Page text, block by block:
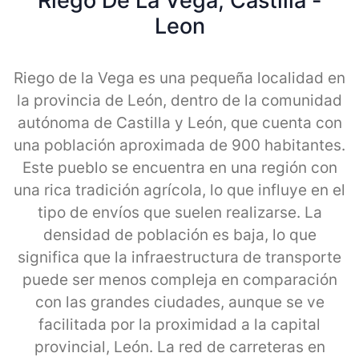
Leon
Riego de la Vega es una pequeña localidad en
la provincia de León, dentro de la comunidad
autónoma de Castilla y León, que cuenta con
una población aproximada de 900 habitantes.
Este pueblo se encuentra en una región con
una rica tradición agrícola, lo que influye en el
tipo de envíos que suelen realizarse. La
densidad de población es baja, lo que
significa que la infraestructura de transporte
puede ser menos compleja en comparación
con las grandes ciudades, aunque se ve
facilitada por la proximidad a la capital
provincial, León. La red de carreteras en